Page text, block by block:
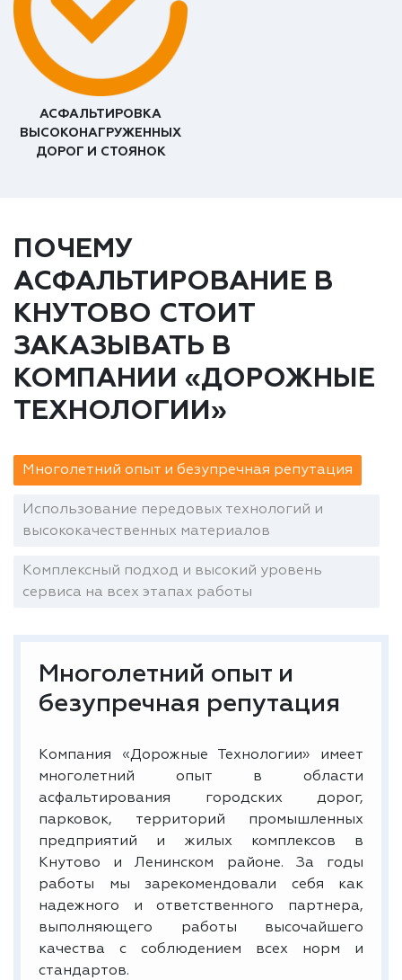
АСФАЛЬТИРОВКА
ВЫСОКОНАГРУЖЕННЫХ
ДОРОГ И СТОЯНОК
ПОЧЕМУ
АСФАЛЬТИРОВАНИЕ В
КНУТОВО СТОИТ
ЗАКАЗЫВАТЬ В
КОМПАНИИ «ДОРОЖНЫЕ
ТЕХНОЛОГИИ»
Многолетний опыт и безупречная репутация
Использование передовых технологий и
высококачественных материалов
Комплексный подход и высокий уровень
сервиса на всех этапах работы
Многолетний опыт и
безупречная репутация
Компания «Дорожные Технологии» имеет
многолетний опыт в области
асфальтирования городских дорог,
парковок, территорий промышленных
предприятий и жилых комплексов в
Кнутово и Ленинском районе. За годы
работы мы зарекомендовали себя как
надежного и ответственного партнера,
выполняющего работы высочайшего
качества с соблюдением всех норм и
стандартов.